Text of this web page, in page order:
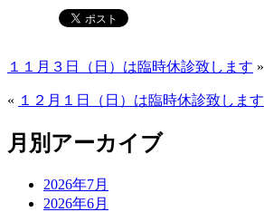
１１月３日（日）は臨時休診致します »
« １２月１日（日）は臨時休診致します
月別アーカイブ
2026年7月
2026年6月